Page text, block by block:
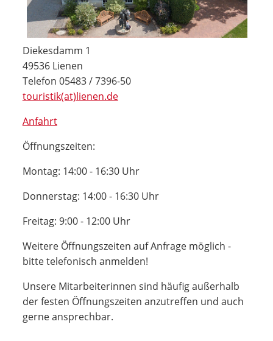
Diekesdamm 1
49536 Lienen
Telefon 05483 / 7396-50
touristik(at)lienen.de
Anfahrt
Öffnungszeiten:
Montag: 14:00 - 16:30 Uhr
Donnerstag: 14:00 - 16:30 Uhr
Freitag: 9:00 - 12:00 Uhr
Weitere Öffnungszeiten auf Anfrage möglich -
bitte telefonisch anmelden!
Unsere Mitarbeiterinnen sind häufig außerhalb
der festen Öffnungszeiten anzutreffen und auch
gerne ansprechbar.